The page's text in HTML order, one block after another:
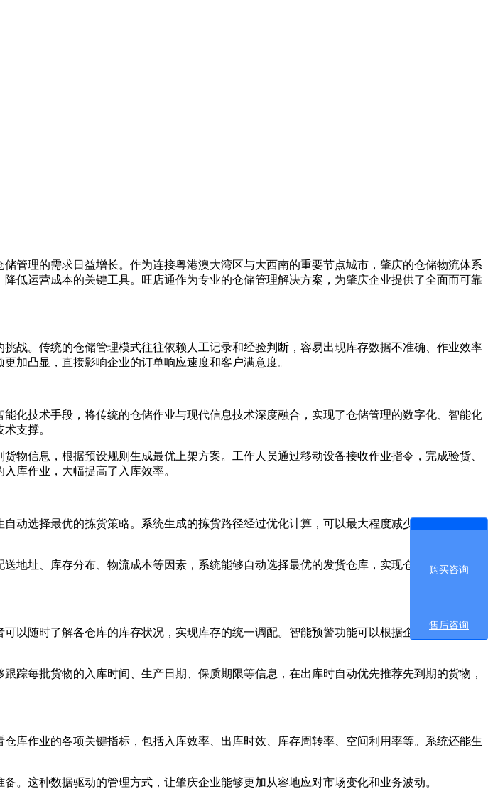
理的需求日益增长。作为连接粤港澳大湾区与大西南的重要节点城市，肇庆的仓储物流体系
低运营成本的关键工具。旺店通作为专业的仓储管理解决方案，为肇庆企业提供了全面而可靠
。传统的仓储管理模式往往依赖人工记录和经验判断，容易出现库存数据不准确、作业效率
加凸显，直接影响企业的订单响应速度和客户满意度。
技术手段，将传统的仓储作业与现代信息技术深度融合，实现了仓储管理的数字化、智能化
支撑。
信息，根据预设规则生成最优上架方案。工作人员通过移动设备接收作业指令，完成验货、
库作业，大幅提高了入库效率。
选择最优的拣货策略。系统生成的拣货路径经过优化计算，可以最大程度减少仓库内的行走
址、库存分布、物流成本等因素，系统能够自动选择最优的发货仓库，实现仓储资源的合理
随时了解各仓库的库存状况，实现库存的统一调配。智能预警功能可以根据企业的实际经营
每批货物的入库时间、生产日期、保质期限等信息，在出库时自动优先推荐先到期的货物，
作业的各项关键指标，包括入库效率、出库时效、库存周转率、空间利用率等。系统还能生
这种数据驱动的管理方式，让肇庆企业能够更加从容地应对市场变化和业务波动。
购买咨询
售后咨询